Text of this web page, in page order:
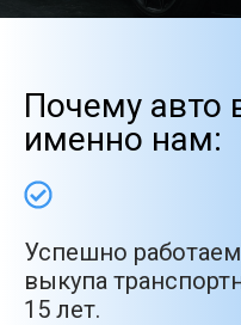
Почему авто
именно нам:
Успешно
выкупа
15 лет.